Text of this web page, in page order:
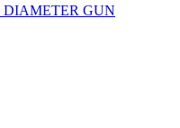
DIAMETER GUN